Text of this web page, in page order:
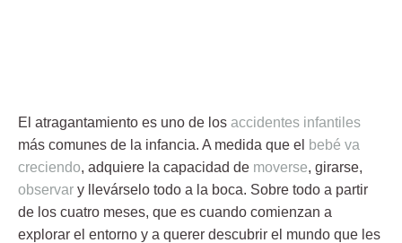
El atragantamiento es uno de los accidentes infantiles
más comunes de la infancia. A medida que el bebé va
creciendo, adquiere la capacidad de moverse, girarse,
observar y llevárselo todo a la boca. Sobre todo a partir
de los cuatro meses, que es cuando comienzan a
explorar el entorno y a querer descubrir el mundo que les